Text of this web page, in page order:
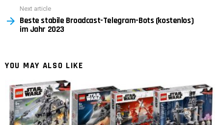
Next article
Beste stabile Broadcast-Telegram-Bots (kostenlos)
im Jahr 2023
YOU MAY ALSO LIKE